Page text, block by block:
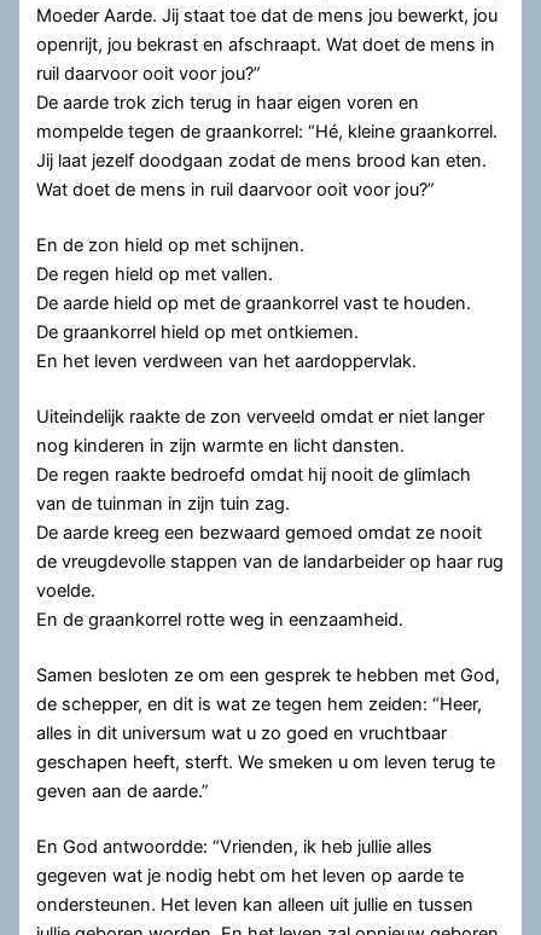
Moeder Aarde. Jij staat toe dat de mens jou bewerkt, jou
openrijt, jou bekrast en afschraapt. Wat doet de mens in
ruil daarvoor ooit voor jou?”
De aarde trok zich terug in haar eigen voren en
mompelde tegen de graankorrel: “Hé, kleine graankorrel.
Jij laat jezelf doodgaan zodat de mens brood kan eten.
Wat doet de mens in ruil daarvoor ooit voor jou?”
En de zon hield op met schijnen.
De regen hield op met vallen.
De aarde hield op met de graankorrel vast te houden.
De graankorrel hield op met ontkiemen.
En het leven verdween van het aardoppervlak.
Uiteindelijk raakte de zon verveeld omdat er niet langer
nog kinderen in zijn warmte en licht dansten.
De regen raakte bedroefd omdat hij nooit de glimlach
van de tuinman in zijn tuin zag.
De aarde kreeg een bezwaard gemoed omdat ze nooit
de vreugdevolle stappen van de landarbeider op haar rug
voelde.
En de graankorrel rotte weg in eenzaamheid.
Samen besloten ze om een gesprek te hebben met God,
de schepper, en dit is wat ze tegen hem zeiden: “Heer,
alles in dit universum wat u zo goed en vruchtbaar
geschapen heeft, sterft. We smeken u om leven terug te
geven aan de aarde.”
En God antwoordde: “Vrienden, ik heb jullie alles
gegeven wat je nodig hebt om het leven op aarde te
ondersteunen. Het leven kan alleen uit jullie en tussen